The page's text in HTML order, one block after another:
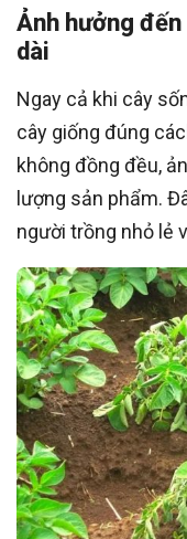
Ảnh hưởng
dài
Ngay cả khi cây
cây giống đúng
không đồng đều,
lượng sản phẩm.
người trồng nhỏ lẻ